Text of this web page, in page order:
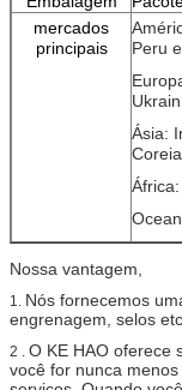
mercados
principais
Peru
Ásia:
Nossa vantagem,
1. Nós fornecemos
engrenagem, selos etc.
2 . O KE HAO oferece
você for nunca